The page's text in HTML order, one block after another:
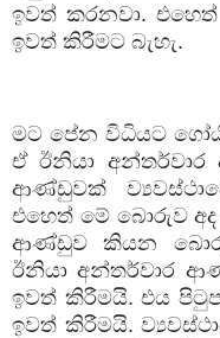
ඉවත් කරනවා.
ඉවත් කිරීමට බැහැ.
මට පේන විධියට
ඒ ඊනියා
ආණ්ඩුවක්
එහෙත් මේ බොරුව
ආණ්ඩුව කියන
ඊනියා අන්තර්වාර
ඉවත් කිරීමයි. එය
ඉවත් කිරීමයි.